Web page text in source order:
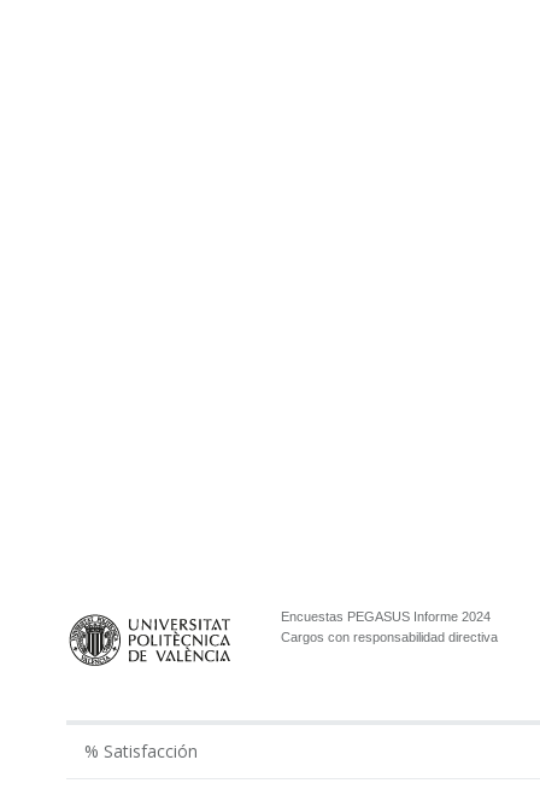
Encuestas PEGASUS Informe 2024
Cargos con responsabilidad directiva
% Satisfacción